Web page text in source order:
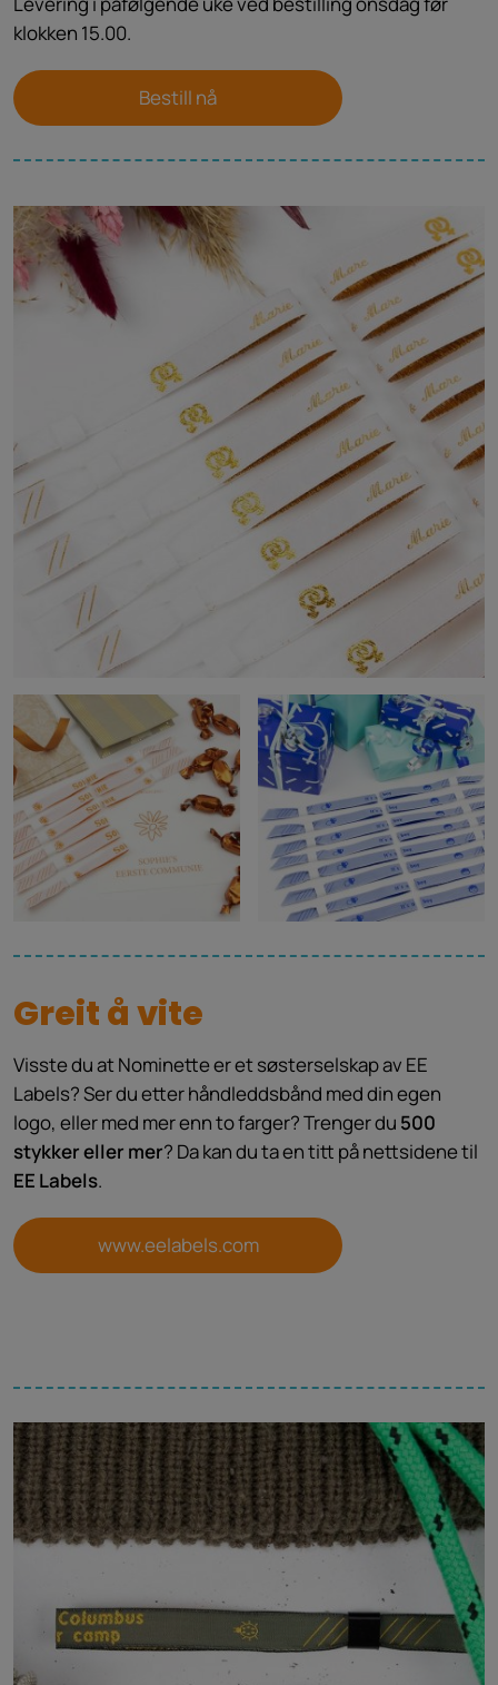
klokken 15.00.
Bestill nå
Greit å vite
Visste du at Nominette er et søsterselskap av EE
Labels? Ser du etter håndleddsbånd med din egen
logo, eller med mer enn to farger? Trenger du 500
stykker eller mer? Da kan du ta en titt på nettsidene til
EE Labels.
www.eelabels.com